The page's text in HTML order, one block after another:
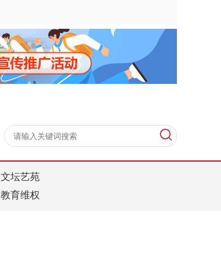
文坛艺苑
教育维权